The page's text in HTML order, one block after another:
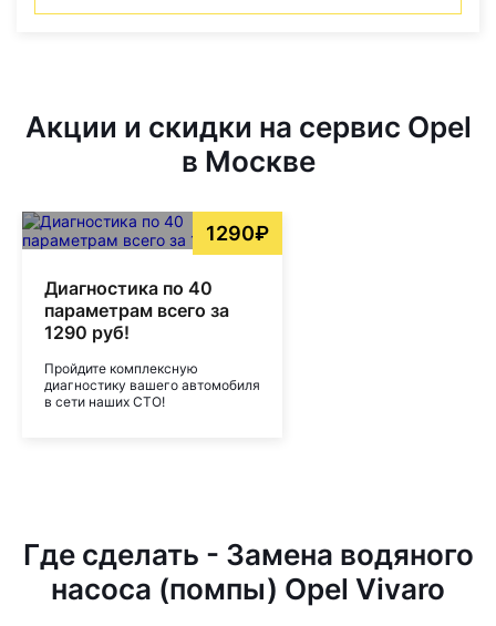
Акции и скидки на сервис Opel
в Москве
1290₽
Диагностика по 40
параметрам всего за
1290 руб!
Пройдите комплексную
диагностику вашего автомобиля
в сети наших СТО!
Где сделать - Замена водяного
насоса (помпы) Opel Vivaro